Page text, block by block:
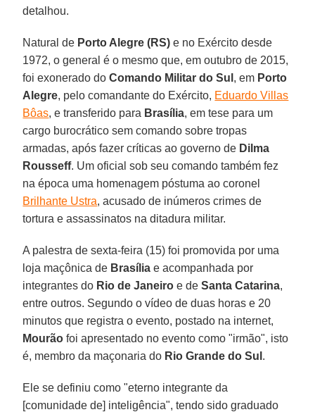
detalhou.
Natural de Porto Alegre (RS) e no Exército desde
1972, o general é o mesmo que, em outubro de 2015,
foi exonerado doComando Militar do Sul , em Porto
Alegre, pelo comandante do Exército, Eduardo Villas
Bôas, e transferido para Brasília, em tese para um
cargo burocrático sem comando sobre tropas
armadas, após fazer críticas ao governo de Dilma
Rousseff. Um oficial sob seu comando também fez
na época uma homenagem póstuma ao coronel
Brilhante Ustra, acusado de inúmeros crimes de
tortura e assassinatos na ditadura militar.
A palestra de sexta-feira (15) foi promovida por uma
loja maçônica de Brasília e acompanhada por
integrantes do Rio de Janeiro e deSanta Catarina,
entre outros. Segundo o vídeo de duas horas e 20
minutos que registra o evento, postado na internet,
Mourão foi apresentado no evento como "irmão", isto
é, membro da maçonaria do Rio Grande do Sul .
Ele se definiu como "eterno integrante da
[comunidade de] inteligência", tendo sido graduado